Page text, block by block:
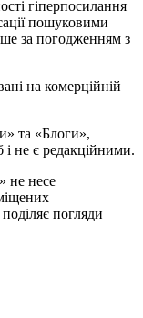
гіперпосилання
пошуковими
за погодженням з
на комерційній
та «Блоги»,
і не є редакційними.
не несе
погляди